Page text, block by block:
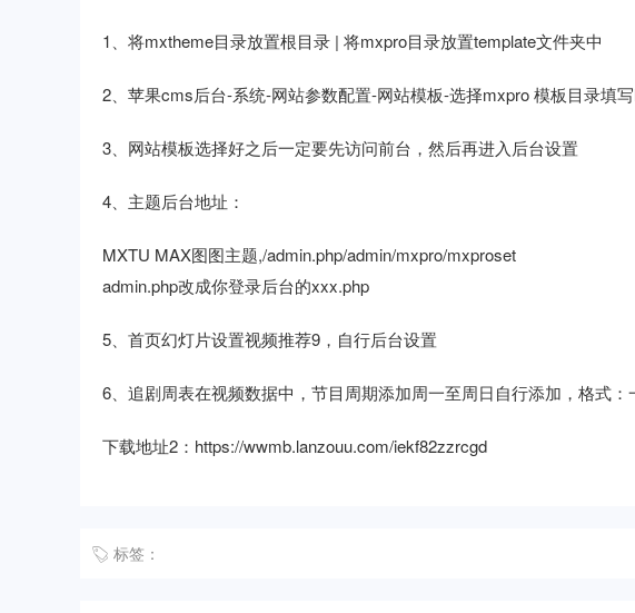
1、将mxtheme目录放置根目录 | 将mxpro目录放置template文件夹中
2、苹果cms后台-系统-网站参数配置-网站模板-选择mxpro 模板目录填
3、网站模板选择好之后一定要先访问前台，然后再进入后台设置
4、主题后台地址：
MXTU MAX图图主题,/admin.php/admin/mxpro/mxproset
admin.php改成你登录后台的xxx.php
5、首页幻灯片设置视频推荐9，自行后台设置
6、追剧周表在视频数据中，节目周期添加周一至周日自行添加，格式：
下载地址2： https://wwmb.lanzouu.com/iekf82zzrcgd
标签：